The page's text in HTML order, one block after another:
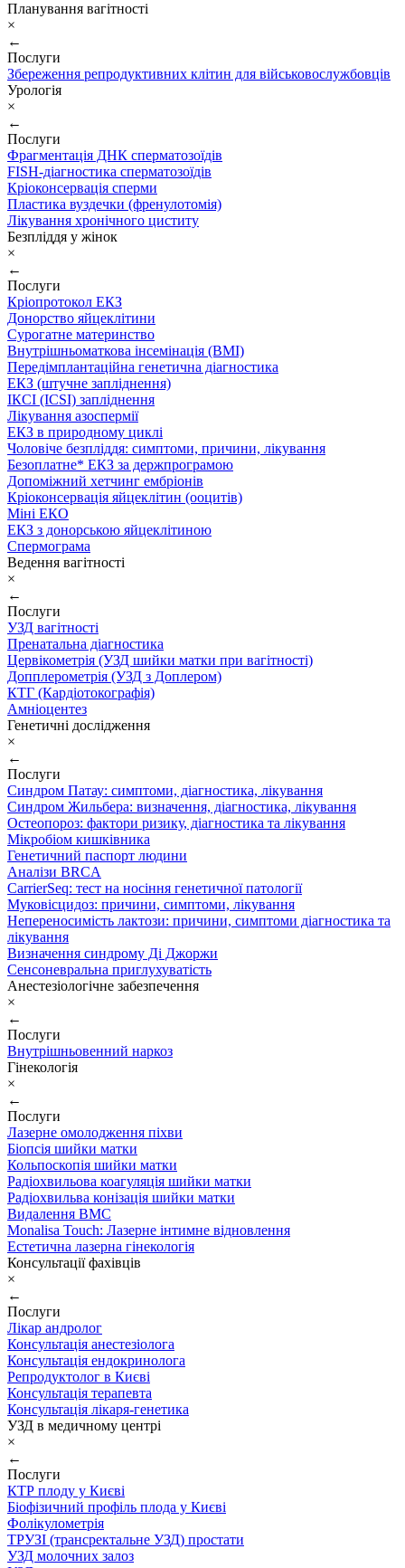
Планування вагітності
×
←
Послуги
Збереження репродуктивних клітин для військовослужбовців
Урологія
×
←
Послуги
Фрагментація ДНК сперматозоїдів
FISH-діагностика сперматозоїдів
Кріоконсервація сперми
Пластика вуздечки (френулотомія)
Лікування хронічного циститу
Безпліддя у жінок
×
←
Послуги
Кріопротокол ЕКЗ
Донорство яйцеклітини
Сурогатне материнство
Внутрішньоматкова інсемінація (ВМІ)
Передімплантаційна генетична діагностика
ЕКЗ (штучне запліднення)
ІКСІ (ICSI) запліднення
Лікування азоспермії
ЕКЗ в природному циклі
Чоловіче безпліддя: симптоми, причини, лікування
Безоплатне* ЕКЗ за держпрограмою
Допоміжний хетчинг ембріонів
Кріоконсервація яйцеклітин (ооцитів)
Міні ЕКО
ЕКЗ з донорською яйцеклітиною
Спермограма
Ведення вагітності
×
←
Послуги
УЗД вагітності
Пренатальна діагностика
Цервікометрія (УЗД шийки матки при вагітності)
Допплерометрія (УЗД з Доплером)
КТГ (Кардіотокографія)
Амніоцентез
Генетичні дослідження
×
←
Послуги
Синдром Патау: симптоми, дiагностика, лiкування
Синдром Жильбера: визначення, діагностика, лікування
Остеопороз: фактори ризику, діагностика та лікування
Мікробіом кишківника
Генетичний паспорт людини
Аналізи BRCA
CarrierSeq: тест на носіння генетичної патології
Муковісцидоз: причини, симптоми, лікування
Непереносимість лактози: причини, симптоми діагностика та
лікування
Визначення синдрому Ді Джоржи
Сенсоневральна приглухуватість
Анестезіологічне забезпечення
×
←
Послуги
Внутрішньовенний наркоз
Гінекологія
×
←
Послуги
Лазерне омолодження піхви
Біопсія шийки матки
Кольпоскопія шийки матки
Радіохвильова коагуляція шийки матки
Радіохвильва конізація шийки матки
Видалення ВМС
Monalisa Touch: Лазерне інтимне відновлення
Естетична лазерна гінекологія
Консультації фахівців
×
←
Послуги
Лікар андролог
Консультація анестезіолога
Консультація ендокринолога
Репродуктолог в Києві
Консультація терапевта
Консультація лікаря-генетика
УЗД в медичному центрі
×
←
Послуги
КТР плоду у Києві
Біофізичний профіль плода у Києві
Фолікулометрія
ТРУЗІ (трансректальне УЗД) простати
УЗД молочних залоз